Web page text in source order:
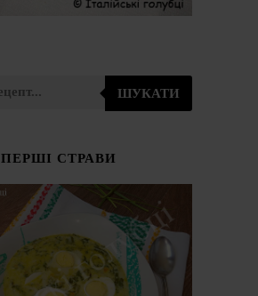
ШУКАТИ
ПЕРШІ СТРАВИ